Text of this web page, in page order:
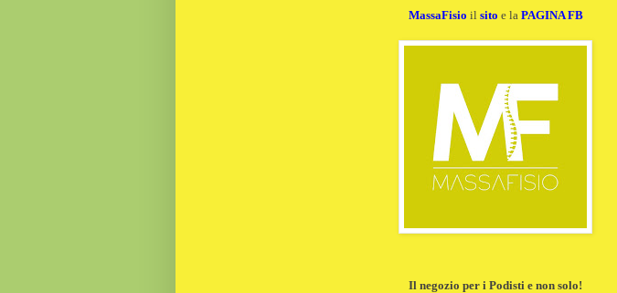
MassaFisio il sito e la PAGINA FB
Il negozio per i Podisti e non solo!